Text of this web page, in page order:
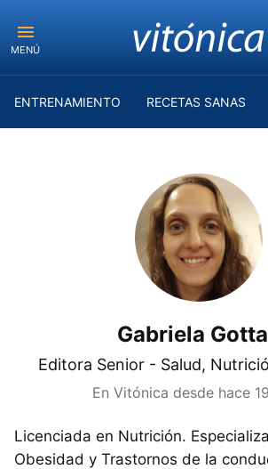
MENÚ
ENTRENAMIENTO RECETAS SANAS
Gabriela
Editora Senior - Salud,
En Vitónica desde hace
Licenciada en Nutrición.
Obesidad y Trastornos de la